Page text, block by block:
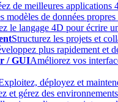
de meilleures applications
modèles de données
le langage 4D pour écrire
Structurez les projets et
plus rapidement et
/ GUIAméliorez vos
déployez et
et gérez des